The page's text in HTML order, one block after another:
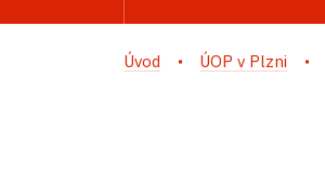
Úvod ÚOP v Plzni